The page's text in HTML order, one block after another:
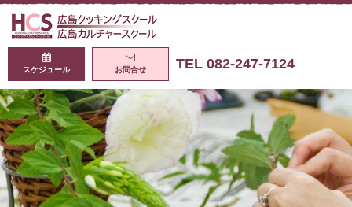
広島クッキン
スケジュール お問合せ TEL 082-247-7124